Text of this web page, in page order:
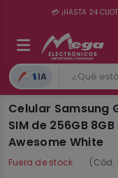
📦 Comprando por
💳 ¡HASTA 24
IA
Celular Samsung
SIM de 256GB
Awesome White
Fuera de stock (Cód.